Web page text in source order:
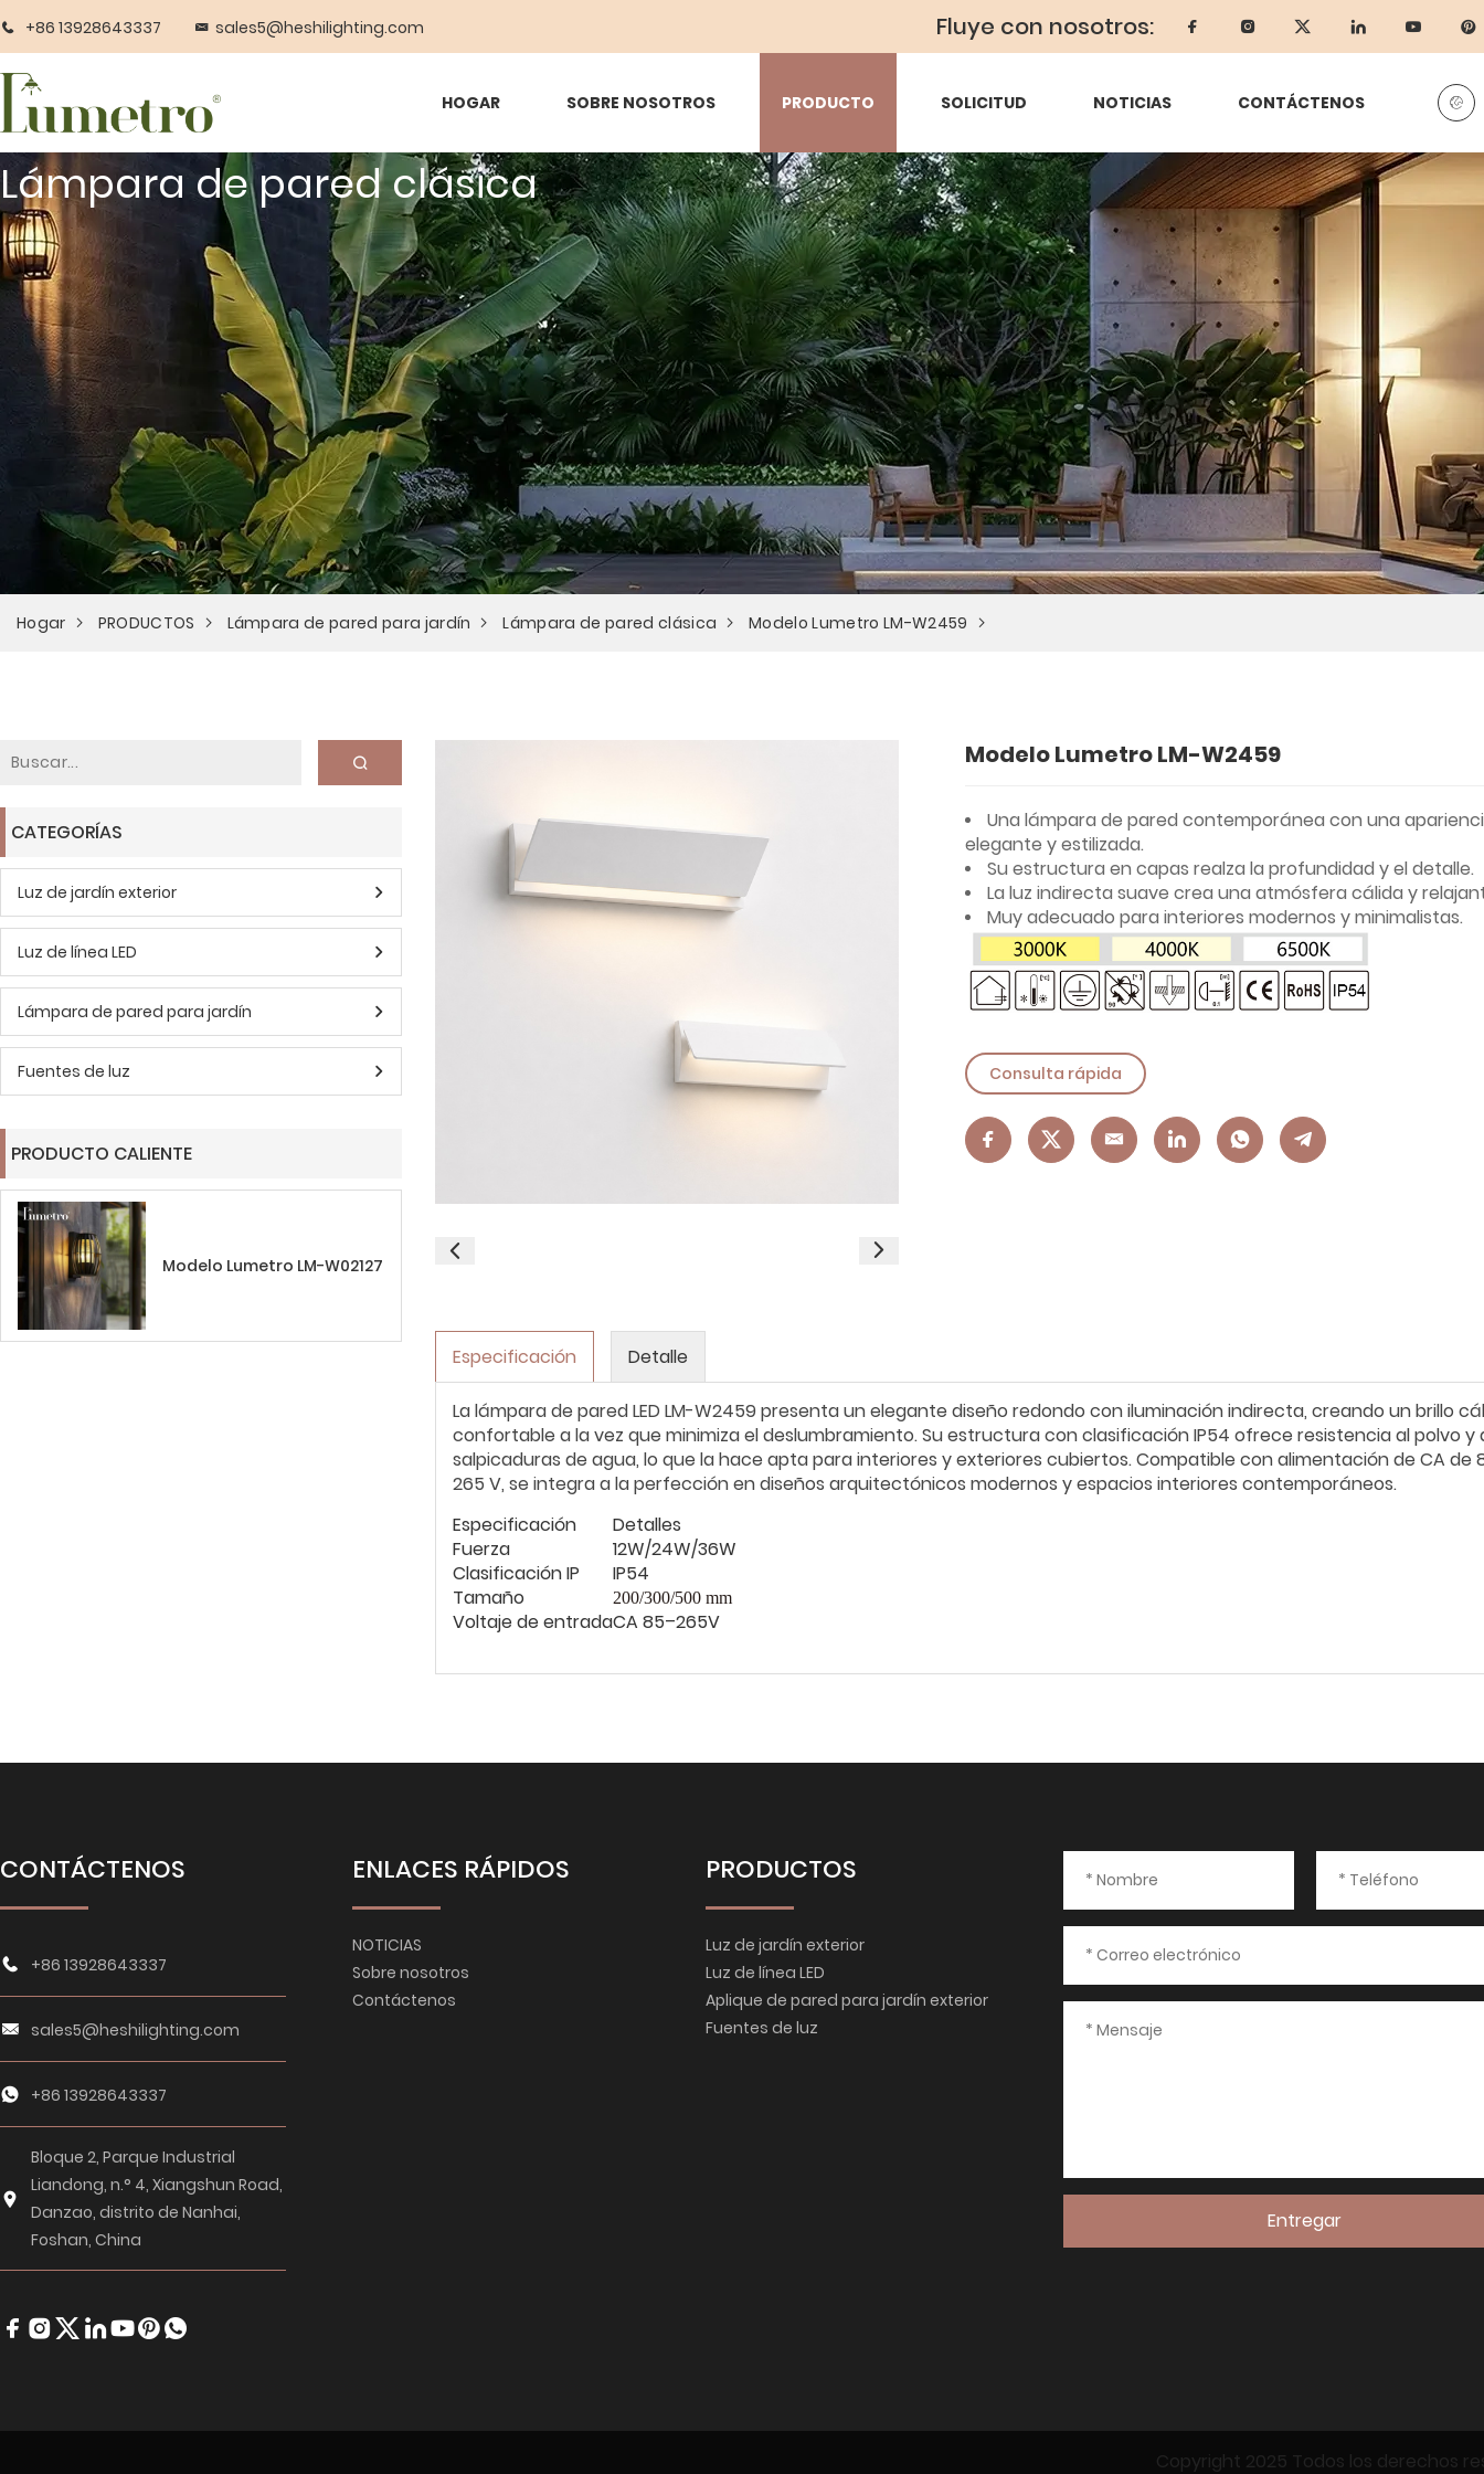
+86 13928643337 sales5@heshilighting.com Fluye con nosotros:
HOGAR SOBRE NOSOTROS PRODUCTO SOLICITUD NOTICIAS CONTÁCTENOS
Lámpara de pared clásica
Hogar PRODUCTOS Lámpara de pared para jardín Lámpara de pared clásica Modelo Lumetro LM-W2459
Modelo Lumetro LM-W2459
Una lámpara de pared contemporánea con una
elegante y estilizada.
Su estructura en capas realza la profundidad y el detalle.
La luz indirecta suave crea una atmósfera cálida y
Muy adecuado para interiores modernos y minimalistas.
Consulta rápida
Especificación Detalle
La lámpara de pared LED LM-W2459 presenta un elegante diseño redondo con iluminación indirecta, creando un brillo
confortable a la vez que minimiza el deslumbramiento. Su estructura con clasificación IP54 ofrece resistencia al polvo y
salpicaduras de agua, lo que la hace apta para interiores y exteriores cubiertos. Compatible con alimentación de CA de
265 V, se integra a la perfección en diseños arquitectónicos modernos y espacios interiores contemporáneos.
Especificación
Detalles
Fuerza
12W/24W/36W
Clasificación IP
IP54
Tamaño
200/300/500 mm
Voltaje de entradaCA 85–265V
CATEGORÍAS
Luz de jardín exterior
Luz de línea LED
Lámpara de pared para jardín
Fuentes de luz
PRODUCTO CALIENTE
Modelo Lumetro LM-W02127
CONTÁCTENOS
+86 13928643337
sales5@heshilighting.com
+86 13928643337
Bloque 2, Parque Industrial
Liandong, n.° 4, Xiangshun Road,
Danzao, distrito de Nanhai,
Foshan, China
ENLACES RÁPIDOS
NOTICIAS
Sobre nosotros
Contáctenos
PRODUCTOS
Luz de jardín exterior
Luz de línea LED
Aplique de pared para jardín exterior
Fuentes de luz
Entregar
Copyright 2025 Todos los derechos